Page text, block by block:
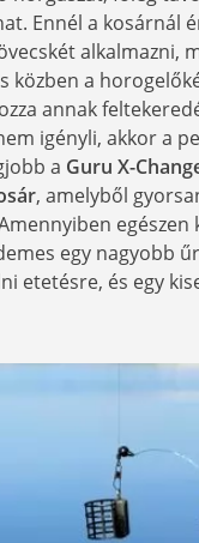
Ennél a kosárnál
alkalmazni,
közben a
annak
igényli, akkor a
a Guru X-
, amelyből
egészen
egy nagyobb
etetésre, és egy